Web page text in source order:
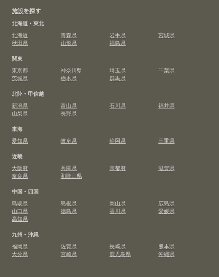
施設を探す
北海道・東北
北海道
青森県 岩手県
宮城県
秋田県
山形県
福島県
関東
東京都
神奈川県 埼玉県
千葉県
茨城県
栃木県
群馬県
北陸・甲信越
新潟県
富山県 石川県
福井県
山梨県
長野県
東海
愛知県
岐阜県 静岡県
三重県
近畿
大阪府
兵庫県 京都府
滋賀県
奈良県
和歌山県
中国・四国
鳥取県
島根県 岡山県
広島県
山口県
徳島県 香川県
愛媛県
高知県
九州・沖縄
福岡県
佐賀県 長崎県
熊本県
大分県
宮崎県 鹿児島県 沖縄県